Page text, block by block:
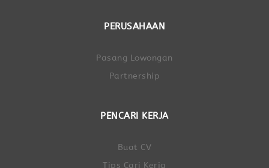
PERUSAHAAN
Pasang Lowongan
Partnership
PENCARI KERJA
Buat CV
Tips Cari Kerja